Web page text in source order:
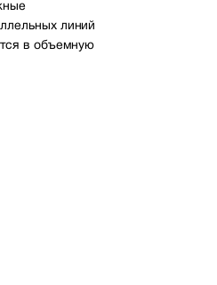
линий
в объемную